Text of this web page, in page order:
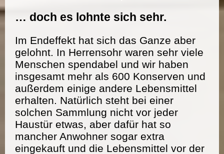
… doch es lohnte sich sehr.
Im Endeffekt hat sich das Ganze aber
gelohnt. In Herrensohr waren sehr viele
Menschen spendabel und wir haben
insgesamt mehr als 600 Konserven und
außerdem einige andere Lebensmittel
erhalten. Natürlich steht bei einer
solchen Sammlung nicht vor jeder
Haustür etwas, aber dafür hat so
mancher Anwohner sogar extra
eingekauft und die Lebensmittel vor der